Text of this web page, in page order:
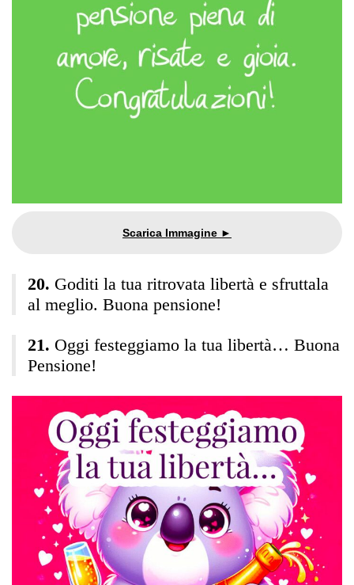
Goditi la tua ritrovata libertà e sfruttala
al meglio. Buona pensione!
Oggi festeggiamo la tua libertà… Buona
Pensione!